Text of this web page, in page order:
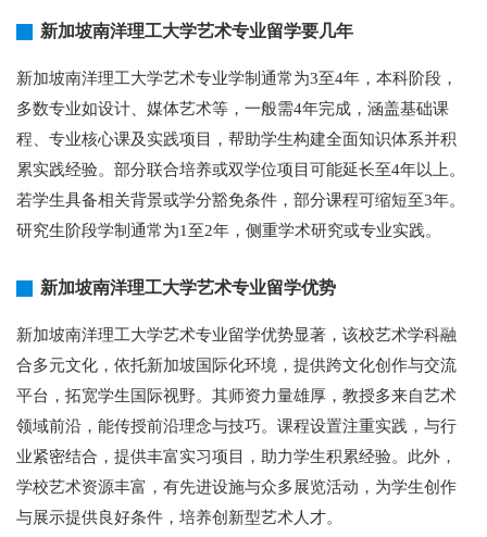
新加坡南洋理工大学艺术专业留学要几年
新加坡南洋理工大学艺术专业学制通常为3至4年，本科阶段，
多数专业如设计、媒体艺术等，一般需4年完成，涵盖基础课
程、专业核心课及实践项目，帮助学生构建全面知识体系并积
累实践经验。部分联合培养或双学位项目可能延长至4年以上。
若学生具备相关背景或学分豁免条件，部分课程可缩短至3年。
研究生阶段学制通常为1至2年，侧重学术研究或专业实践。
新加坡南洋理工大学艺术专业留学优势
新加坡南洋理工大学艺术专业留学优势显著，该校艺术学科融
合多元文化，依托新加坡国际化环境，提供跨文化创作与交流
平台，拓宽学生国际视野。其师资力量雄厚，教授多来自艺术
领域前沿，能传授前沿理念与技巧。课程设置注重实践，与行
业紧密结合，提供丰富实习项目，助力学生积累经验。此外，
学校艺术资源丰富，有先进设施与众多展览活动，为学生创作
与展示提供良好条件，培养创新型艺术人才。